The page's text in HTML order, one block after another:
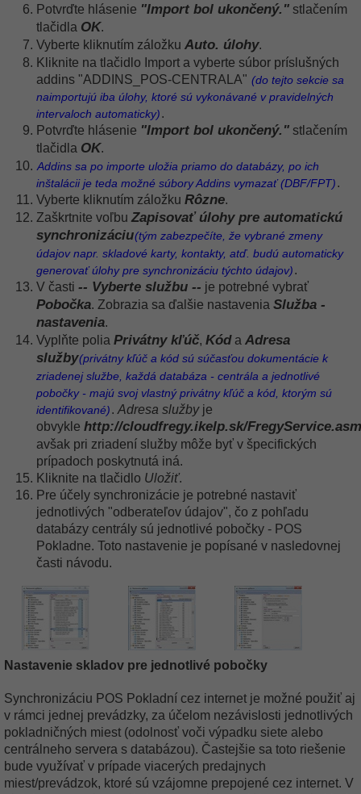
Potvrďte hlásenie "Import bol ukončený." stlačením
tlačidla OK.
Vyberte kliknutím záložku Auto. úlohy.
Kliknite na tlačidlo Import a vyberte súbor príslušných
addins "ADDINS_POS-CENTRALA" (do tejto sekcie sa
naimportujú iba úlohy, ktoré sú vykonávané v pravidelných
intervaloch automaticky).
Potvrďte hlásenie "Import bol ukončený." stlačením
tlačidla OK.
Addins sa po importe uložia priamo do databázy, po ich
inštalácii je teda možné súbory Addins vymazať (DBF/FPT).
Vyberte kliknutím záložku Rôzne.
Zaškrtnite voľbu Zapisovať úlohy pre automatickú
synchronizáciu(tým zabezpečíte, že vybrané zmeny
údajov napr. skladové karty, kontakty, atď. budú automaticky
generovať úlohy pre synchronizáciu týchto údajov).
V časti -- Vyberte službu -- je potrebné vybrať
Pobočka. Zobrazia sa ďalšie nastavenia Služba -
nastavenia.
Vyplňte polia Privátny kľúč, Kóda Adresa
služby(privátny kľúč a kód sú súčasťou dokumentácie k
zriadenej službe, každá databáza - centrála a jednotlivé
pobočky - majú svoj vlastný privátny kľúč a kód, ktorým sú
identifikované).Adresa službyje
obvykle http://cloudfregy.ikelp.sk/
avšak pri zriadení služby môže byť v špecifických
prípadoch poskytnutá iná.
Kliknite na tlačidlo Uložiť.
Pre účely synchronizácie je potrebné nastaviť
jednotlivých "odberateľov údajov", čo z pohľadu
databázy centrály sú jednotlivé pobočky - POS
Pokladne. Toto nastavenie je popísané v nasledovnej
časti návodu.
Nastavenie skladov pre jednotlivé pobočky
Synchronizáciu POS Pokladní cez internet je možné použiť aj
v rámci jednej prevádzky, za účelom nezávislosti jednotlivých
pokladničných miest (odolnosť voči výpadku siete alebo
centrálneho servera s databázou). Častejšie sa toto riešenie
bude využívať v prípade viacerých predajnych
miest/prevádzok, ktoré sú vzájomne prepojené cez internet. V